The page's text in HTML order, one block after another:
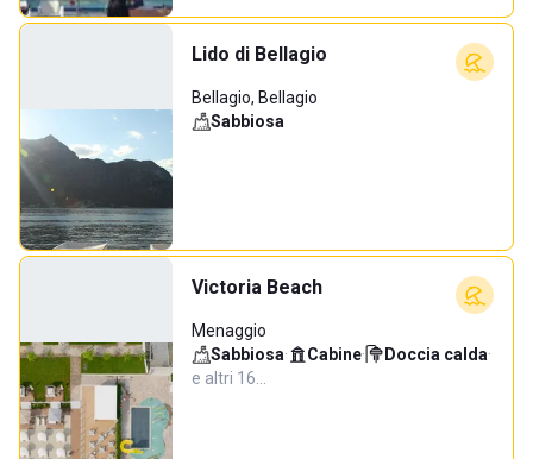
Lido di Bellagio
Bellagio, Bellagio
Sabbiosa
Victoria Beach
Menaggio
Sabbiosa· Cabine· Doccia calda·
e altri 16…